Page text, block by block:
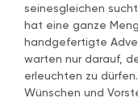
seinesgleichen
hat eine ganze
handgefertigte
warten nur darauf,
erleuchten zu
Wünschen und